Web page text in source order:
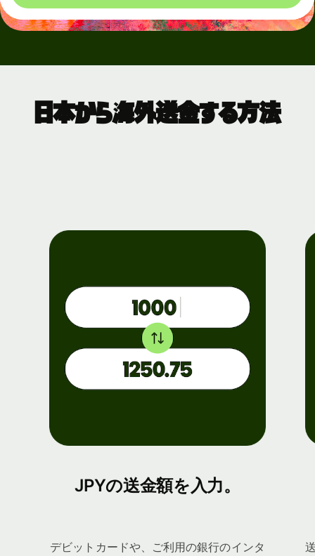
日本から海外送金する方法
JPYの送金額を入力。
デビットカードや、ご利用の銀行のインタ